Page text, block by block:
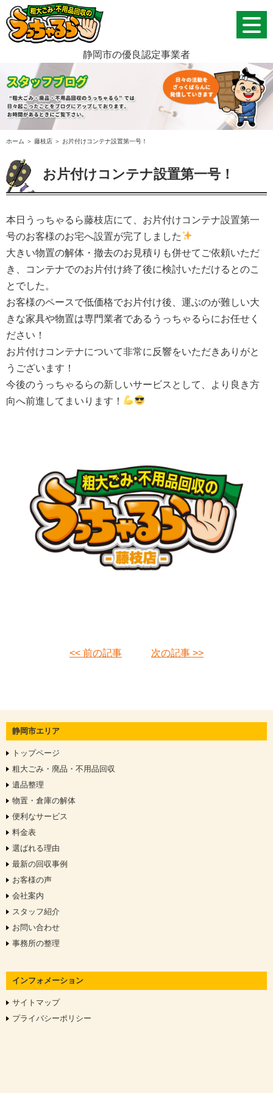
静岡市の優良認定事業者
ホーム ＞ 藤枝店 ＞ お片付けコンテナ設置第一号！
お片付けコンテナ設置第一号！
本日うっちゃるら藤枝店にて、お片付けコンテナ設置第一
号のお客様のお宅へ設置が完了しました
大きい物置の解体・撤去のお見積りも併せてご依頼いただ
き、コンテナでのお片付け終了後に検討いただけるとのこ
とでした。
お客様のペースで低価格でお片付け後、運ぶのが難しい大
きな家具や物置は専門業者であるうっちゃるらにお任せく
ださい！
お片付けコンテナについて非常に反響をいただきありがと
うございます！
今後のうっちゃるらの新しいサービスとして、より良き方
向へ前進してまいります！
<< 前の記事 次の記事 >>
静岡市エリア
トップページ
粗大ごみ・廃品・不用品回収
遺品整理
物置・倉庫の解体
便利なサービス
料金表
選ばれる理由
最新の回収事例
お客様の声
会社案内
スタッフ紹介
お問い合わせ
事務所の整理
インフォメーション
サイトマップ
プライバシーポリシー